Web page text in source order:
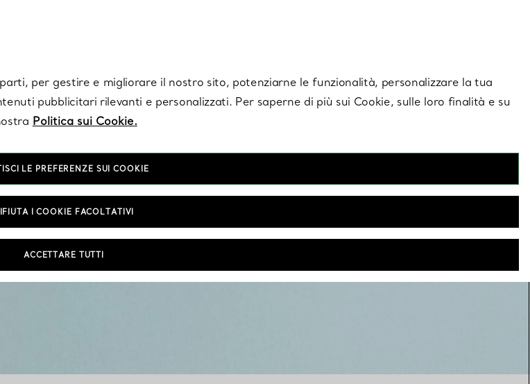
personalizzabili con un monogramma o una data.
per gestire e migliorare il nostro sito, potenziarne le funzionalità, personalizzare la tua
pubblicitari rilevanti e personalizzati. Per saperne di più sui Cookie, sulle loro finalità e su
Politica sui Cookie.
LE PREFERENZE SUI COOKIE
I COOKIE FACOLTATIVI
ACCETTARE TUTTI